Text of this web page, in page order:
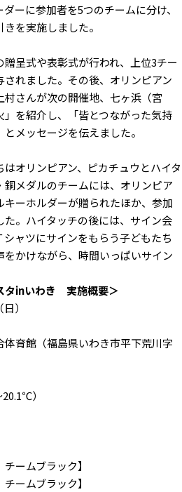
ーに参加者を5つのチームに分け、
を実施しました。
呈式や表彰式が行われ、上位3チー
れました。その後、オリンピアン
さんが次の開催地、七ヶ浜（宮
を紹介し、「皆とつながった気持
メッセージを伝えました。
オリンピアン、ピカチュウとハイタ
メダルのチームには、オリンピア
ーホルダーが贈られたほか、参加
。ハイタッチの後には、サイン会
ャツにサインをもらう子どもたち
かけながら、時間いっぱいサイン
タinいわき 実施概要＞
）
育館（福島県いわき市平下荒川字
）
ームブラック】
ームブラック】